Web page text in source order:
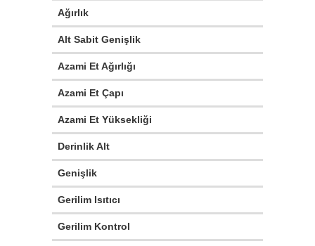
Ağırlık
Alt Sabit Genişlik
Azami Et Ağırlığı
Azami Et Çapı
Azami Et Yüksekliği
Derinlik Alt
Genişlik
Gerilim Isıtıcı
Gerilim Kontrol